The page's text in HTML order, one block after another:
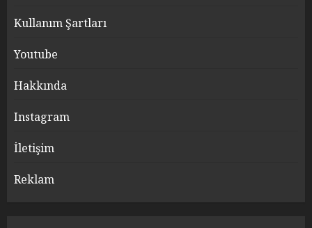
Kullanım Şartları
Youtube
Hakkında
Instagram
İletişim
Reklam